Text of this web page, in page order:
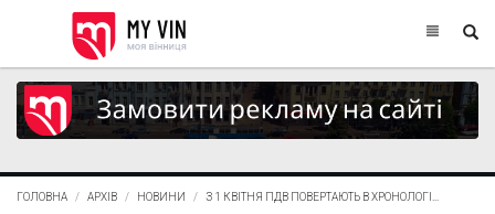
ГОЛОВНА АРХІВ НОВИНИ З 1 КВІТНЯ ПДВ ПОВЕРТАЮТЬ В ХРОНОЛОГІ...